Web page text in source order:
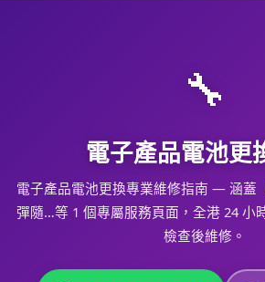
🔧
電子產品電池更
電子產品電池更換專業維修指南 — 涵蓋
彈隨…等 1 個專屬服務頁面，全港 24 小
檢查後維修。